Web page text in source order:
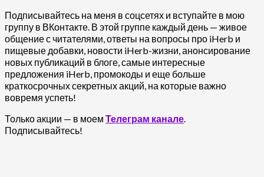
Подписывайтесь на меня в соцсетях и вступайте в мою
группу в ВКонтакте. В этой группе каждый день — живое
общение с читателями, ответы на вопросы про iHerb и
пищевые добавки, новости iHerb-жизни, анонсирование
новых публикаций в блоге, самые интересные
предложения iHerb, промокоды и еще больше
краткосрочных секретных акций, на которые важно
вовремя успеть!
Только акции — в моем Телеграм канале.
Подписывайтесь!